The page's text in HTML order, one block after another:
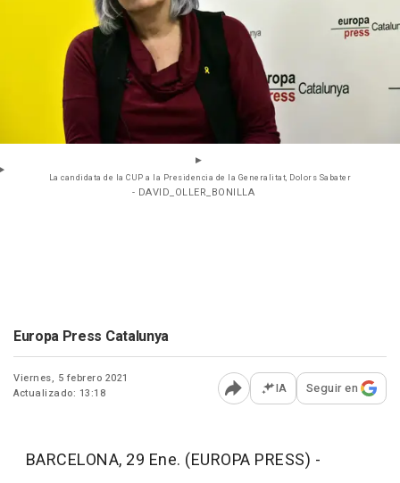
La candidata de la CUP a la Presidencia de la Generalitat, Dolors Sabater
- DAVID_OLLER_BONILLA
Europa Press Catalunya
Viernes, 5 febrero 2021
Actualizado: 13:18
Abrir opciones para
IA Seguir en
BARCELONA, 29 Ene. (EUROPA PRESS) -